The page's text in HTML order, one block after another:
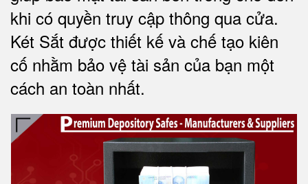
khi có quyền truy cập thông qua cửa.
Két Sắt được thiết kế và chế tạo kiên
cố nhằm bảo vệ tài sản của bạn một
cách an toàn nhất.